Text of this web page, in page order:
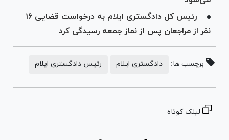
رئیس کل دادگستری ایلام به درخواست قضایی ۱۶
نفر از مراجعان پس از نماز جمعه رسیدگی کرد
برچسب ها: دادگستری ایلام رئیس دادگستری ایلام
لینک کوتاه